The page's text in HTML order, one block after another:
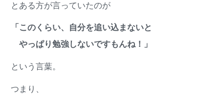
とある方が言っていたのが
「このくらい、自分を追い込まないと
やっぱり勉強しないですもんね！」
という言葉。
つまり、